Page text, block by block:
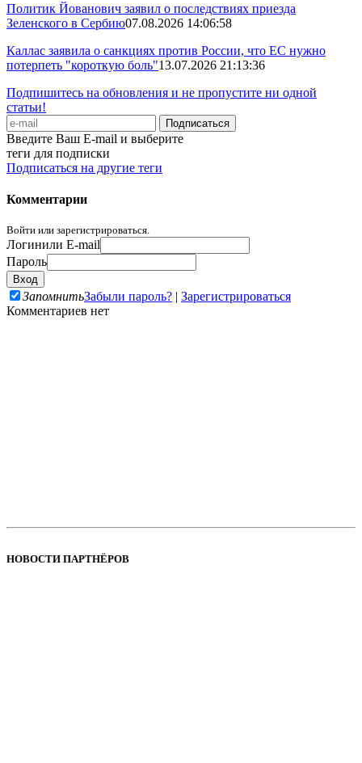
Политик Йованович заявил о последствиях приезда
Зеленского в Сербию07.08.2026 14:06:58
Каллас заявила о санкциях против России, что ЕС нужно
потерпеть "короткую боль"13.07.2026 21:13:36
Подпишитесь на обновления и не пропустите ни одной
статьи!
Введите Ваш E-mail и выберите
теги для подписки
Подписаться на другие теги
Комментарии
Войти или зарегистрироваться.
Логинили E-mail
Пароль
ЗапомнитьЗабыли пароль? | Зарегистрироваться
Комментариев нет
НОВОСТИ ПАРТНЁРОВ